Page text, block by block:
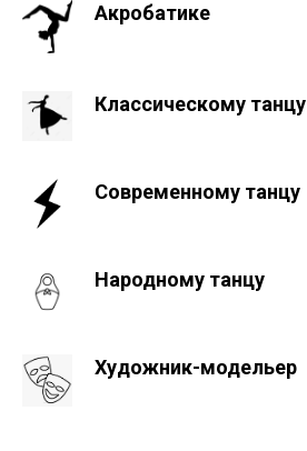
Акробатике
Классическому танцу
Современному танцу
Народному танцу
Художник-модельер